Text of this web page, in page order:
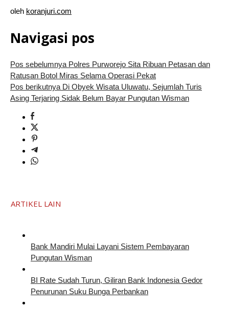
oleh koranjuri.com
Navigasi pos
Pos sebelumnyaPolres Purworejo Sita Ribuan Petasan dan
Ratusan Botol Miras Selama Operasi Pekat
Pos berikutnyaDi Obyek Wisata Uluwatu, Sejumlah Turis
Asing Terjaring Sidak Belum Bayar Pungutan Wisman
ARTIKEL LAIN
Bank Mandiri Mulai Layani Sistem Pembayaran
Pungutan Wisman
BI Rate Sudah Turun, Giliran Bank Indonesia Gedor
Penurunan Suku Bunga Perbankan